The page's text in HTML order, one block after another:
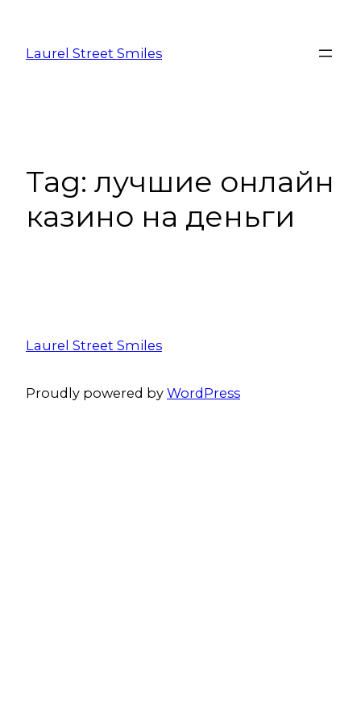
Laurel Street Smiles
Tag: лучшие онлайн
казино на деньги
Laurel Street Smiles
Proudly powered by WordPress